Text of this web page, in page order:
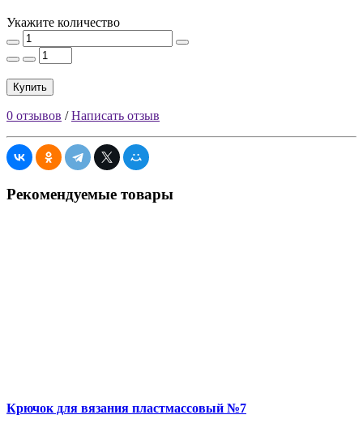
Укажите количество
Купить
0 отзывов /Написать отзыв
Рекомендуемые товары
Крючок для вязания пластмассовый №7